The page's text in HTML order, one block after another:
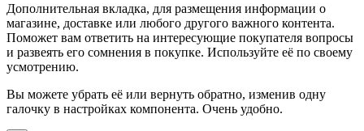
Дополнительная вкладка, для размещения информации о
магазине, доставке или любого другого важного контента.
Поможет вам ответить на интересующие покупателя вопросы
и развеять его сомнения в покупке. Используйте её по своему
усмотрению.
Вы можете убрать её или вернуть обратно, изменив одну
галочку в настройках компонента. Очень удобно.